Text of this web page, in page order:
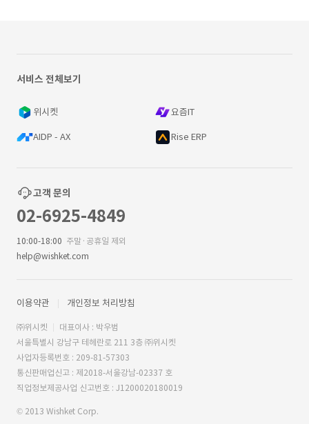
서비스 전체보기
위시켓 요즘IT
AIDP - AX Rise ERP
고객 문의
02-6925-4849
10:00-18:00 주말·공휴일 제외
help@wishket.com
이용약관 개인정보 처리방침
㈜위시켓
대표이사 : 박우범
서울특별시 강남구 테헤란로 211 3층 ㈜위시켓
사업자등록번호 : 209-81-57303
통신판매업신고 : 제2018-서울강남-02337 호
직업정보제공사업 신고번호 : J1200020180019
© 2013 Wishket Corp.